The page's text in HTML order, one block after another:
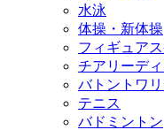
水泳
体操・新体操
フィギュア
チアリーデ
バトントワ
テニス
バドミントン